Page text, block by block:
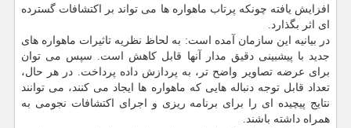
افزایش یافته چونكه پرتاب ماهواره ها می تواند بر اكتشافات گسترده
ای اثر بگذارد.
در بیانیه این سازمان آمده است: به لحاظ نظریه تاثیرات ماهواره های
جدید با پیشبینی دقیق مدار آنها قابل كاهش است. سپس می توان
برای عرضه تصاویر واضح تر، به پردازش داده پرداخت. در هر حال،
تعداد قابل توجه دنباله هایی كه ماهواره ها ایجاد می كنند، می توانند
نتایج پیچیده ای را برای برنامه ریزی و اجرای اكتشافات نجومی به
همراه داشته باشند.